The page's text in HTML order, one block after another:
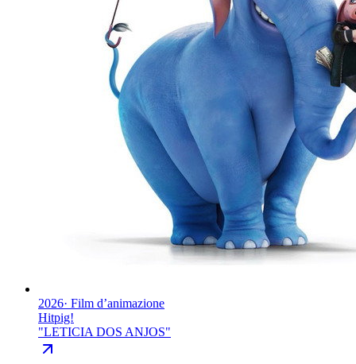
2026· Film d’animazione
Hitpig!
"LETICIA DOS ANJOS"